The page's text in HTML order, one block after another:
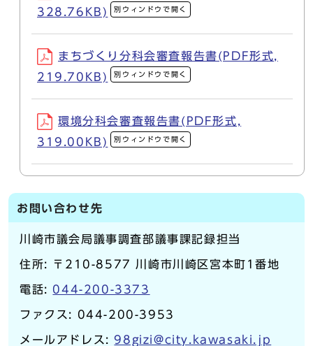
328.76KB)
別ウィンドウで開く
まちづくり分科会審査報告書(PDF形式,
219.70KB)
別ウィンドウで開く
環境分科会審査報告書(PDF形式,
319.00KB)
別ウィンドウで開く
お問い合わせ先
川崎市議会局議事調査部議事課記録担当
住所: 〒210-8577 川崎市川崎区宮本町1番地
電話: 044-200-3373
ファクス: 044-200-3953
メールアドレス:98gizi@city.kawasaki.jp